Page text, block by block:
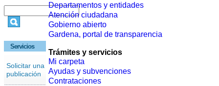
Servicios
Solicitar una
publicación
Departamentos y entidades
Atención ciudadana
Gobierno abierto
Gardena, portal de transparencia
Trámites y servicios
Mi carpeta
Ayudas y subvenciones
Contrataciones